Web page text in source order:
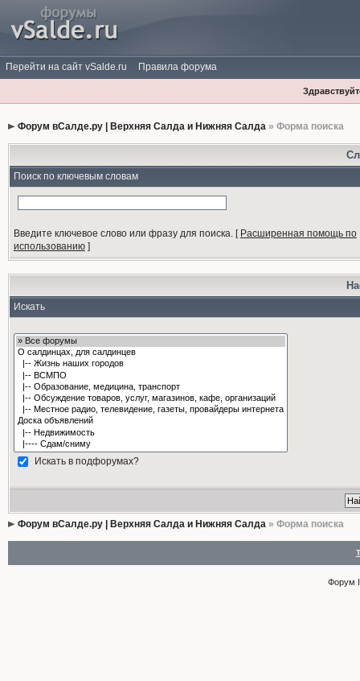
Перейти на сайт vSalde.ru Правила форума
Форум вСалде.ру | Верхняя Салда и Нижняя Салда» Форма поиска
Поиск по ключевым словам
Введите ключевое слово или фразу для поиска.[ Расширенная помощь по
использованию]
Искать
Искать в подфорумах?
Форум вСалде.ру | Верхняя Салда и Нижняя Салда» Форма поиска
Форум